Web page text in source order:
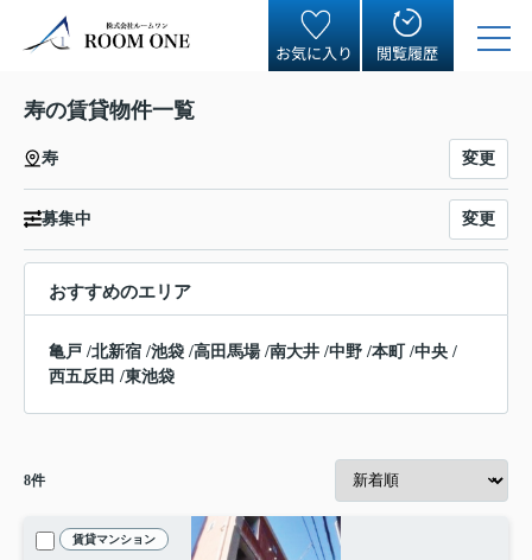
お気に入り 閲覧履歴
寿の賃貸物件一覧
寿 変更
募集中 変更
おすすめのエリア
亀戸 /北新宿 /池袋 /高田馬場/南大井 /中野 /本町/中央 /
西五反田 /東池袋
8件
賃貸マンション